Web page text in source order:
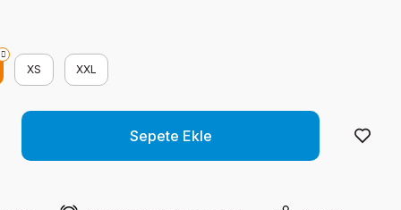
XS XXL
Sepete Ekle